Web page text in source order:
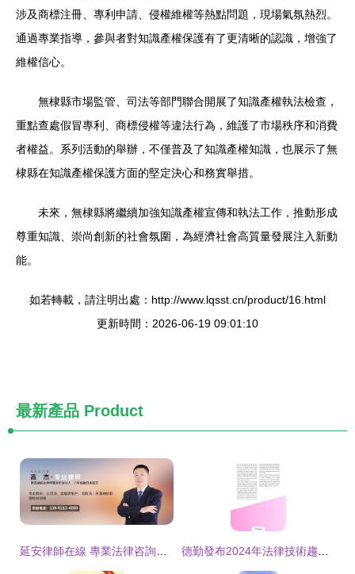
涉及商標注冊、專利申請、侵權維權等熱點問題，現場氣氛熱烈。
通過專業指導，參與者對知識產權保護有了更清晰的認識，增強了
維權信心。
無棣縣市場監管、司法等部門聯合開展了知識產權執法檢查，
重點查處假冒專利、商標侵權等違法行為，維護了市場秩序和消費
者權益。系列活動的舉辦，不僅普及了知識產權知識，也展示了無
棣縣在知識產權保護方面的堅定決心和務實舉措。
未來，無棣縣將繼續加強知識產權宣傳和執法工作，推動形成
尊重知識、崇尚創新的社會氛圍，為經濟社會高質量發展注入新動
能。
如若轉載，請注明出處：http://www.lqsst.cn/product/16.html
更新時間：2026-06-19 09:01:10
最新產品 Product